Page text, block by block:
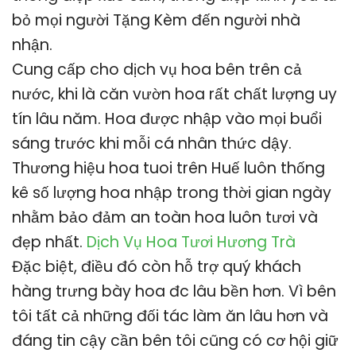
bỏ mọi người Tặng Kèm đến người nhà
nhận.
Cung cấp cho dịch vụ hoa bên trên cả
nước, khi là căn vườn hoa rất chất lượng uy
tín lâu năm. Hoa được nhập vào mọi buổi
sáng trước khi mỗi cá nhân thức dậy.
Thương hiệu hoa tuoi trên Huế luôn thống
kê số lượng hoa nhập trong thời gian ngày
nhằm bảo đảm an toàn hoa luôn tươi và
đẹp nhất. Dịch Vụ Hoa Tươi Hương Trà
Đặc biệt, điều đó còn hỗ trợ quý khách
hàng trưng bày hoa đc lâu bền hơn. Vì bên
tôi tất cả những đối tác làm ăn lâu hơn và
đáng tin cậy cần bên tôi cũng có cơ hội giữ